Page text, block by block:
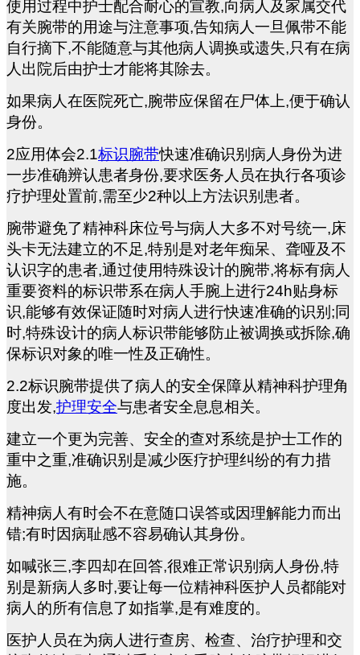
使用过程中护士配合耐心的宣教,向病人及家属交代
有关腕带的用途与注意事项,告知病人一旦佩带不能
自行摘下,不能随意与其他病人调换或遗失,只有在病
人出院后由护士才能将其除去。
如果病人在医院死亡,腕带应保留在尸体上,便于确认
身份。
2应用体会2.1标识腕带快速准确识别病人身份为进
一步准确辨认患者身份,要求医务人员在执行各项诊
疗护理处置前,需至少2种以上方法识别患者。
腕带避免了精神科床位号与病人大多不对号统一,床
头卡无法建立的不足,特别是对老年痴呆、聋哑及不
认识字的患者,通过使用特殊设计的腕带,将标有病人
重要资料的标识带系在病人手腕上进行24h贴身标
识,能够有效保证随时对病人进行快速准确的识别;同
时,特殊设计的病人标识带能够防止被调换或拆除,确
保标识对象的唯一性及正确性。
2.2标识腕带提供了病人的安全保障从精神科护理角
度出发,护理安全与患者安全息息相关。
建立一个更为完善、安全的查对系统是护士工作的
重中之重,准确识别是减少医疗护理纠纷的有力措
施。
精神病人有时会不在意随口误答或因理解能力而出
错;有时因病耻感不容易确认其身份。
如喊张三,李四却在回答,很难正常识别病人身份,特
别是新病人多时,要让每一位精神科医护人员都能对
病人的所有信息了如指掌,是有难度的。
医护人员在为病人进行查房、检查、治疗护理和交